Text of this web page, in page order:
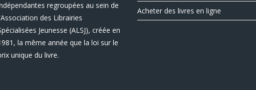
regroupées au sein de
des Librairies
Jeunesse (ALSJ), créée en
la même année que la loi sur le
unique du livre.
Acheter des livres en ligne